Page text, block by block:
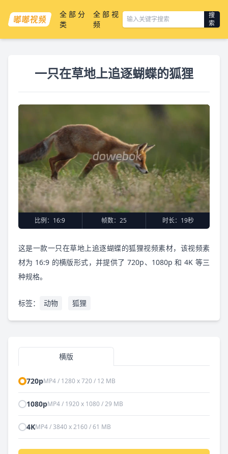
全部分
类
全部视
频
搜
索
一只在草地上追逐蝴蝶的狐狸
比例： 16:9 帧数： 25 时长： 19秒
这是一款一只在草地上追逐蝴蝶的狐狸视频素材，该视频素
材为 16:9 的横版形式，并提供了 720p、1080p 和 4K 等三
种规格。
标签： 动物 狐狸
横版
720pMP4 / 1280 x 720 / 12 MB
1080pMP4 / 1920 x 1080 / 29 MB
4KMP4 / 3840 x 2160 / 61 MB